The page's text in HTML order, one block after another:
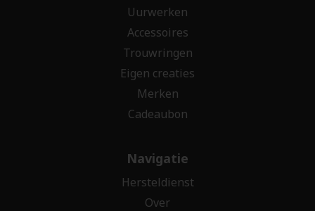
Uurwerken
Accessoires
Trouwringen
Eigen creaties
Merken
Cadeaubon
Navigatie
Hersteldienst
Over